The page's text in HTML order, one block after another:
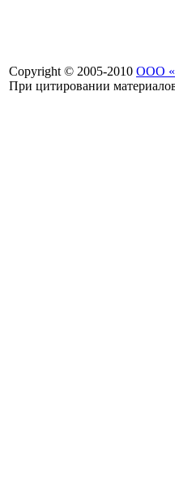
Copyright © 2005-2010 ООО
При цитировании